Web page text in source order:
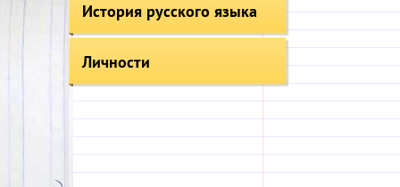
История русского языка
Личности